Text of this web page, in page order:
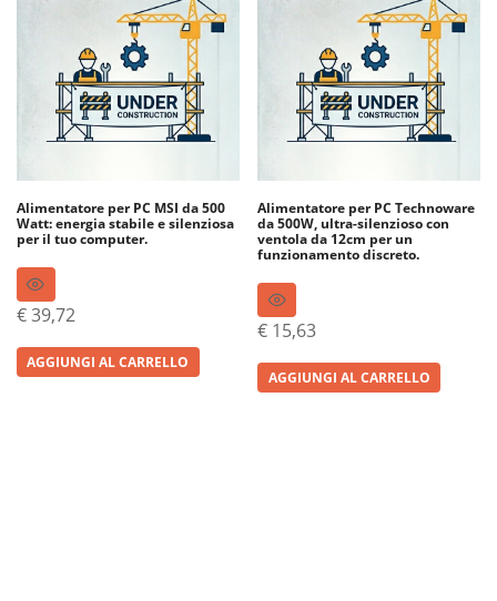
Alimentatore per PC MSI da 500
Watt: energia stabile e silenziosa
per il tuo computer.
€39,72
AGGIUNGI AL CARRELLO
Alimentatore per PC Technoware
da 500W, ultra-silenzioso con
ventola da 12cm per un
funzionamento discreto.
€ 15,63
AGGIUNGI AL CARRELLO